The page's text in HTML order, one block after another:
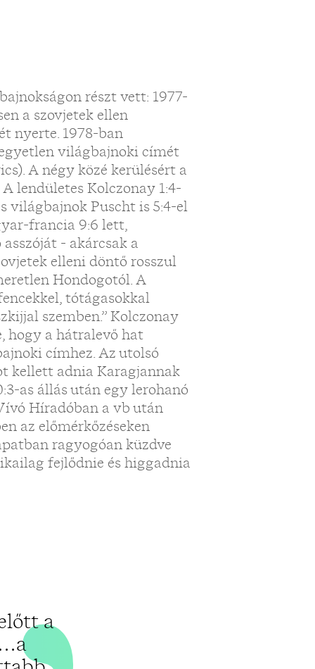
részt vett: 1977-
a szovjetek ellen
nyerte. 1978-ban
világbajnoki címét
A négy közé kerülésért a
lendületes Kolczonay 1:4-
világbajnok Puscht is 5:4-el
francia 9:6 lett,
- akárcsak a
elleni döntő rosszul
Hondogotól. A
tótágasokkal
szemben.” Kolczonay
hogy a hátralevő hat
címhez. Az utolsó
kellett adnia Karagjannak
as állás után egy lerohanó
Híradóban a vb után
az előmérkőzéseken
ragyogóan küzdve
fejlődnie és higgadnia
a